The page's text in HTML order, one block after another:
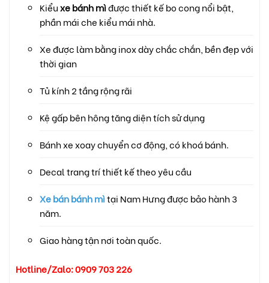
Kiểuxe bánh mìđược thiết kế bo cong nổi bật,
phần mái che kiểu mái nhà.
Xe được làm bằng inox dày chắc chắn, bền đẹp với
thời gian
Tủ kính 2 tầng rộng rãi
Kệ gấp bên hông tăng diện tích sử dụng
Bánh xe xoay chuyển cơ động, có khoá bánh.
Decal trang trí thiết kế theo yêu cầu
Xe bán bánh mìtại Nam Hưng được bảo hành 3
năm.
Giao hàng tận nơi toàn quốc.
Hotline/Zalo: 0909 703 226